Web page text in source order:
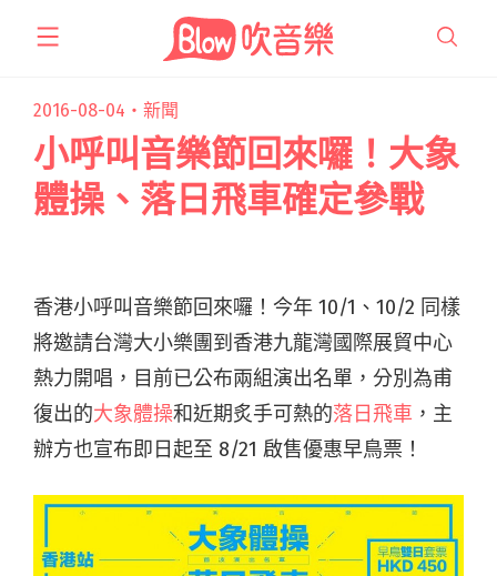
2016-08-04・ 新聞
小呼叫音樂節回來囉！大象
體操、落日飛車確定參戰
香港小呼叫音樂節回來囉！今年 10/1、10/2 同樣
將邀請台灣大小樂團到香港九龍灣國際展貿中心
熱力開唱，目前已公布兩組演出名單，分別為甫
復出的大象體操和近期炙手可熱的落日飛車 ，主
辦方也宣布即日起至 8/21 啟售優惠早鳥票！